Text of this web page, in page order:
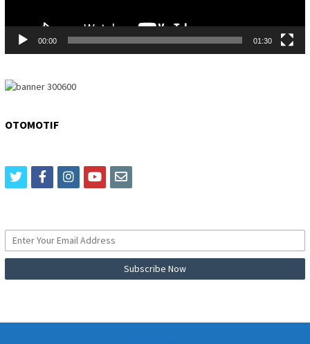
00:00 01:30
OTOMOTIF
twitterfacebookinstagram
youtubeemail